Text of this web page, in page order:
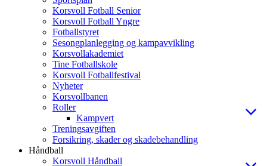
Korsvoll Fotball Senior
Korsvoll Fotball Yngre
Fotballstyret
Sesongplanlegging og kampavvikling
Korsvollakademiet
Tine Fotballskole
Korsvoll Fotballfestival
Nyheter
Korsvollbanen
Roller
Kampvert
Treningsavgiften
Forsikring, skader og skadebehandling
Håndball
Korsvoll Håndball